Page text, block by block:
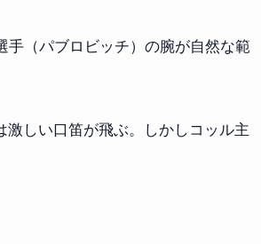
手（パブロビッチ）の腕が自然な範
しい口笛が飛ぶ。しかしコッル主